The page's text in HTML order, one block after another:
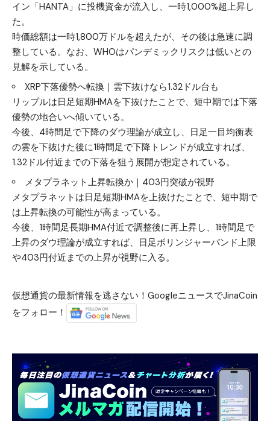
イン「HANTA」に投機資金が流入し、一時1,000%超上昇し
た。
時価総額は一時1,800万ドルを超えたが、その後は急速に調
整している。なお、WHOはパンデミックリスクは低いとの
見解を示している。
XRP下落優勢へ転換｜雲下抜けなら1.32ドル台も
リップルは日足短期HMAを下抜けたことで、短中期では下落
優勢の地合いへ傾いている。
今後、4時間足で下降のダウ理論が成立し、日足一目均衡表
の雲を下抜けた後に1時間足で下降トレンドが成立すれば、
1.32ドル付近までの下落を狙う展開が想定されている。
メタプラネット上昇転換か｜403円突破が視野
メタプラネットは日足短期HMAを上抜けたことで、短中期で
は上昇転換の可能性が高まっている。
今後、1時間足長期HMA付近で調整後に再上昇し、1時間足で
上昇のダウ理論が成立すれば、日足ボリンジャーバンド上限
や403円付近までの上昇が視野に入る。
仮想通貨の最新情報を逃さない！GoogleニュースでJinaCoin
をフォロー！